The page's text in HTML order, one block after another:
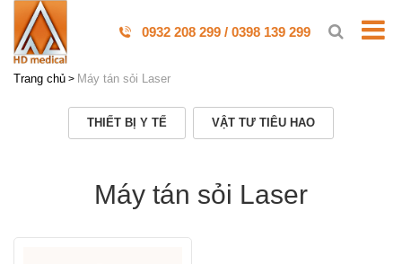
0932 208 299 / 0398 139 299
Trang chủ Máy tán sỏi Laser
THIẾT BỊ Y TẾ VẬT TƯ TIÊU HAO
Máy tán sỏi Laser